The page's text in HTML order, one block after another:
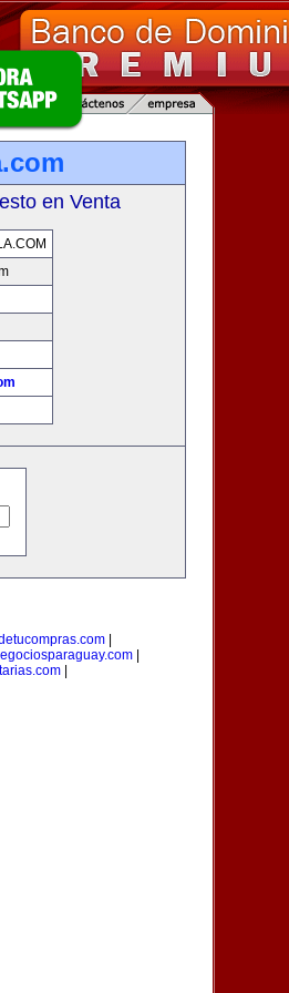
en Venta